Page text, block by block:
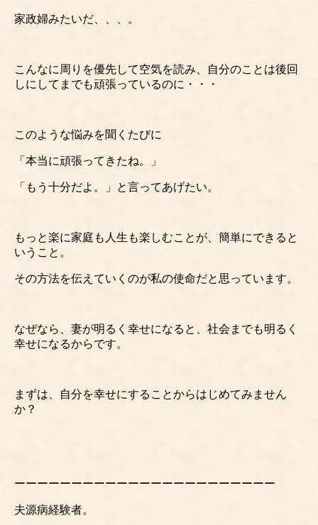
家政婦みたいだ、、、。
こんなに周りを優先して空気を読み、自分のことは後回
しにしてまでも頑張っているのに・・・
このような悩みを聞くたびに
「本当に頑張ってきたね。」
「もう十分だよ。」と言ってあげたい。
もっと楽に家庭も人生も楽しむことが、簡単にできると
いうこと。
その方法を伝えていくのが私の使命だと思っています。
なぜなら、妻が明るく幸せになると、社会までも明るく
幸せになるからです。
まずは、自分を幸せにすることからはじめてみません
か？
ーーーーーーーーーーーーーーーーーーーーーーー
夫源病経験者。